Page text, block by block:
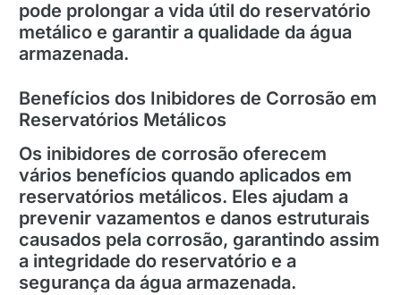
pode prolongar a vida útil do reservatório
metálico e garantir a qualidade da água
armazenada.
Benefícios dos Inibidores de Corrosão em
Reservatórios Metálicos
Os inibidores de corrosão oferecem
vários benefícios quando aplicados em
reservatórios metálicos. Eles ajudam a
prevenir vazamentos e danos estruturais
causados pela corrosão, garantindo assim
a integridade do reservatório e a
segurança da água armazenada.